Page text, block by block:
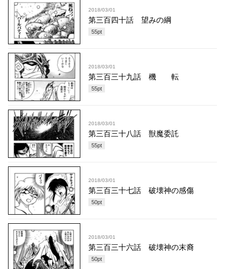
2018/03/01
第三百四十話 望みの綱
55pt
2018/03/01
第三百三十九話 機 転
55pt
2018/03/01
第三百三十八話 獣魔委託
55pt
2018/03/01
第三百三十七話 破壊神の感傷
50pt
2018/03/01
第三百三十六話 破壊神の末裔
50pt